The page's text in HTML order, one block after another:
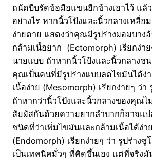
ถนัดบีบรัดข้อมือแขนอีกข้างเอาไว้ แล้
อย่างไร หากนิ้วโป้งและนิ้วกลางเหลื่อ
ง่ายดาย แสดงว่าคุณมีรูปร่างผอมบาง
กล้ามเนื้อยาก (Ectomorph) เรียกง่า
นายแบบ ถ้าหากนิ้วโป้งและนิ้วกลางช
คุณเป็นคนที่มีรูปร่างแบบลดไขมันได้ง่
เนื้อง่าย (Mesomorph) เรียกง่ายๆ ว่
ถ้าหากว่านิ้วโป้งและนิ้วกลางของคุณ
สัมผัสกันด้วยความยากลำบากก็อาจแ
ชนิดที่ว่าเพิ่มไขมันและกล้ามเนื้อได้ง่า
(Endomorph) เรียกง่ายๆ ว่า รูปร่า
เป็นเทคนิคมั่วๆ ที่คิดขึ้นเอง แต่ที่จริง